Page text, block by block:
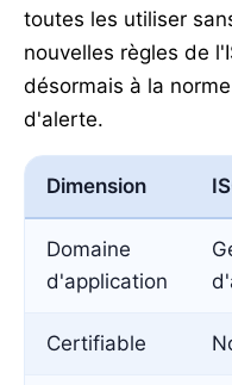
toutes les utiliser
nouvelles règles de
désormais à la
d'alerte.
Dimension
Domaine
d'application
Certifiable